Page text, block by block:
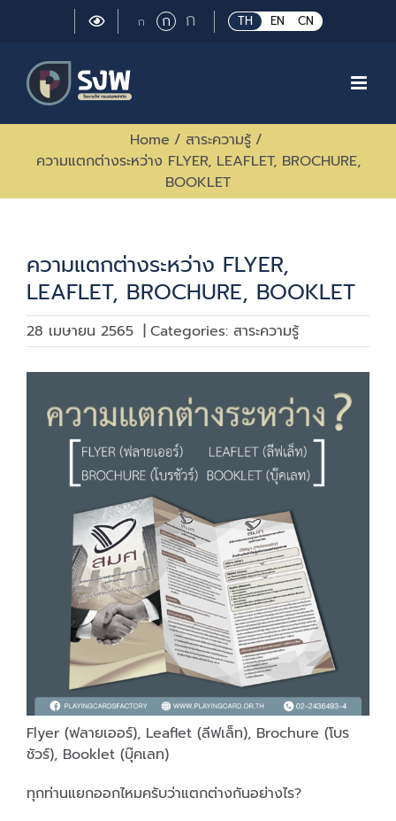
TH EN CN
กSmall
กRegular
font
ก Large
font
Home / สาระความรู้ /
ความแตกต่างระหว่าง FLYER, LEAFLET, BROCHURE,
BOOKLET
ความแตกต่างระหว่าง FLYER,
LEAFLET, BROCHURE, BOOKLET
28 เมษายน 2565 | Categories: สาระความรู้
Flyer (ฟลายเออร์), Leaflet (ลีฟเล็ท), Brochure (โบร
ชัวร์), Booklet (บุ๊คเลท)
ทุกท่านแยกออกไหมครับว่าแตกต่างกันอย่างไร?